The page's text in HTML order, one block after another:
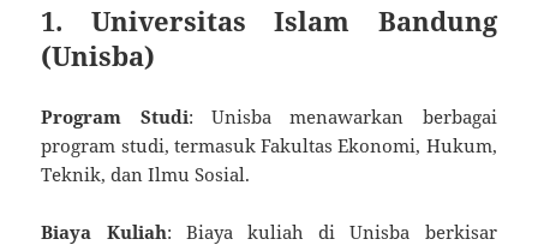
1. Universitas Islam Bandung
(Unisba)
Program Studi: Unisba menawarkan berbagai
program studi, termasuk Fakultas Ekonomi, Hukum,
Teknik, dan Ilmu Sosial.
Biaya Kuliah: Biaya kuliah di Unisba berkisar